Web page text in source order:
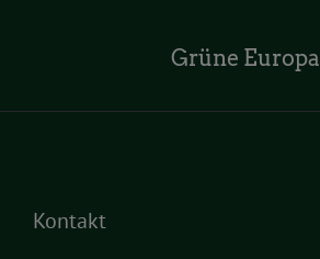
Grüne Europa
Kontakt